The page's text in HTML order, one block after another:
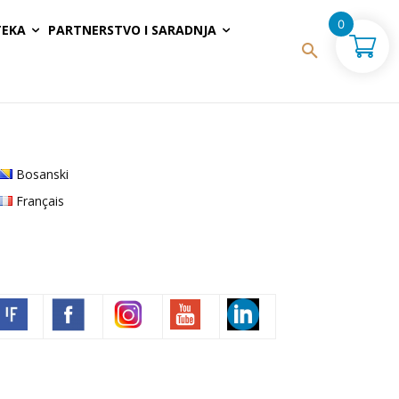
PARTNERSTVO I SARADNJA
Bosanski
Français
0